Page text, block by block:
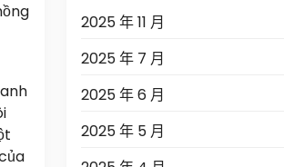
2025 年 11 月
2025 年 7 月
2025 年 6 月
2025 年 5 月